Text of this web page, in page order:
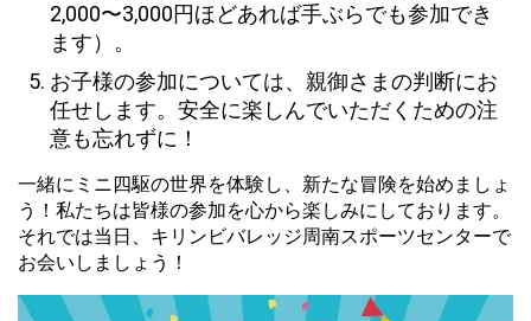
2,000〜3,000円ほどあれば手ぶらでも参加でき
ます）。
お子様の参加については、親御さまの判断にお
任せします。安全に楽しんでいただくための注
意も忘れずに！
一緒にミニ四駆の世界を体験し、新たな冒険を始めましょ
う！私たちは皆様の参加を心から楽しみにしております。
それでは当日、キリンビバレッジ周南スポーツセンターで
お会いしましょう！